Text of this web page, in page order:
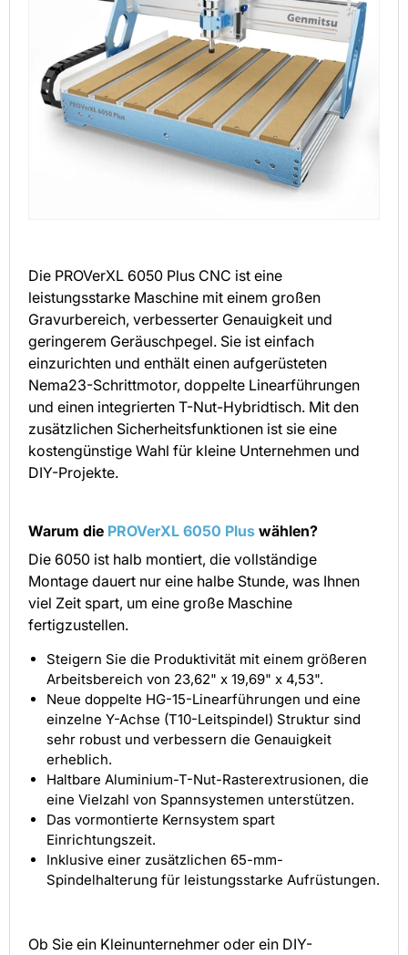
Die PROVerXL 6050 Plus CNC ist eine
leistungsstarke Maschine mit einem großen
Gravurbereich, verbesserter Genauigkeit und
geringerem Geräuschpegel. Sie ist einfach
einzurichten und enthält einen aufgerüsteten
Nema23-Schrittmotor, doppelte Linearführungen
und einen integrierten T-Nut-Hybridtisch. Mit den
zusätzlichen Sicherheitsfunktionen ist sie eine
kostengünstige Wahl für kleine Unternehmen und
DIY-Projekte.
Warum die PROVerXL 6050 Plus wählen?
Die 6050 ist halb montiert, die vollständige
Montage dauert nur eine halbe Stunde, was Ihnen
viel Zeit spart, um eine große Maschine
fertigzustellen.
Steigern Sie die Produktivität mit einem größeren
Arbeitsbereich von 23,62" x 19,69" x 4,53".
Neue doppelte HG-15-Linearführungen und eine
einzelne Y-Achse (T10-Leitspindel) Struktur sind
sehr robust und verbessern die Genauigkeit
erheblich.
Haltbare Aluminium-T-Nut-Rasterextrusionen, die
eine Vielzahl von Spannsystemen unterstützen.
Das vormontierte Kernsystem spart
Einrichtungszeit.
Inklusive einer zusätzlichen 65-mm-
Spindelhalterung für leistungsstarke Aufrüstungen.
Ob Sie ein Kleinunternehmer oder ein DIY-